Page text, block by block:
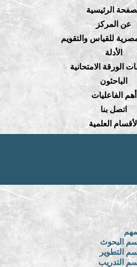
الرئيسية
عن المركز
للقياس والتقويم
الأدلة
الورقة الامتحانية
الباحثون
أهم الفاعليات
اتصل بنا
الأقسام العلمية
البحوث
التطوير
التدريب